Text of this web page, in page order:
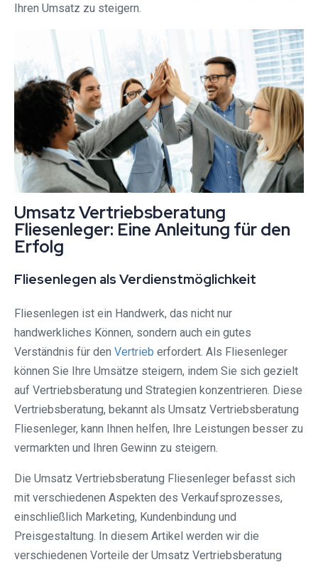
Ihren Umsatz zu steigern.
Umsatz Vertriebsberatung
Fliesenleger: Eine Anleitung für den
Erfolg
Fliesenlegen als Verdienstmöglichkeit
Fliesenlegen ist ein Handwerk, das nicht nur
handwerkliches Können, sondern auch ein gutes
Verständnis für den Vertrieb erfordert. Als Fliesenleger
können Sie Ihre Umsätze steigern, indem Sie sich gezielt
auf Vertriebsberatung und Strategien konzentrieren. Diese
Vertriebsberatung, bekannt als Umsatz Vertriebsberatung
Fliesenleger, kann Ihnen helfen, Ihre Leistungen besser zu
vermarkten und Ihren Gewinn zu steigern.
Die Umsatz Vertriebsberatung Fliesenleger befasst sich
mit verschiedenen Aspekten des Verkaufsprozesses,
einschließlich Marketing, Kundenbindung und
Preisgestaltung. In diesem Artikel werden wir die
verschiedenen Vorteile der Umsatz Vertriebsberatung